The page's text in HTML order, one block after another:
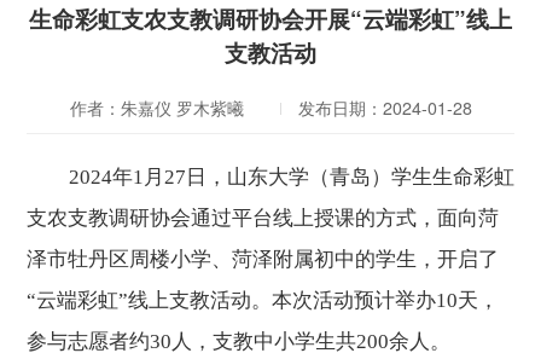
生命彩虹支农支教调研协会开展“云端彩虹”线上
支教活动
作者：朱嘉仪 罗木紫曦 发布日期：2024-01-28
2024年1月27日，山东大学（青岛）学生生命彩虹
支农支教调研协会通过平台线上授课的方式，面向菏
泽市牡丹区周楼小学、菏泽附属初中的学生，开启了
“云端彩虹”线上支教活动。本次活动预计举办10天，
参与志愿者约30人，支教中小学生共200余人。